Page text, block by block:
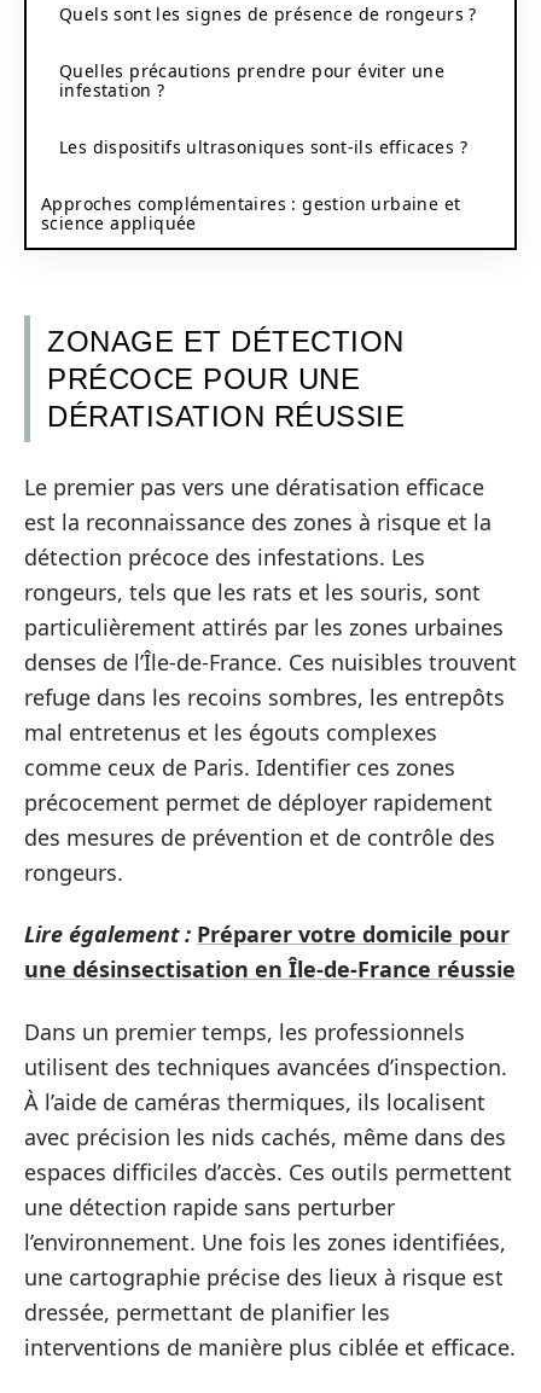
Quels sont les signes de présence de rongeurs ?
Quelles précautions prendre pour éviter une
infestation ?
Les dispositifs ultrasoniques sont-ils efficaces ?
Approches complémentaires : gestion urbaine et
science appliquée
ZONAGE ET DÉTECTION
PRÉCOCE POUR UNE
DÉRATISATION RÉUSSIE
Le premier pas vers une dératisation efficace
est la reconnaissance des zones à risque et la
détection précoce des infestations. Les
rongeurs, tels que les rats et les souris, sont
particulièrement attirés par les zones urbaines
denses de l’Île-de-France. Ces nuisibles trouvent
refuge dans les recoins sombres, les entrepôts
mal entretenus et les égouts complexes
comme ceux de Paris. Identifier ces zones
précocement permet de déployer rapidement
des mesures de prévention et de contrôle des
rongeurs.
Lire également : Préparer votre domicile pour
une désinsectisation en Île-de-France réussie
Dans un premier temps, les professionnels
utilisent des techniques avancées d’inspection.
À l’aide de caméras thermiques, ils localisent
avec précision les nids cachés, même dans des
espaces difficiles d’accès. Ces outils permettent
une détection rapide sans perturber
l’environnement. Une fois les zones identifiées,
une cartographie précise des lieux à risque est
dressée, permettant de planifier les
interventions de manière plus ciblée et efficace.